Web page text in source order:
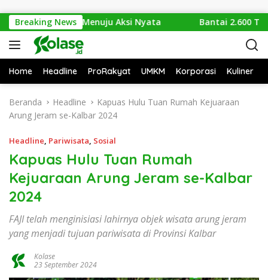
Breaking News
Sampah Menuju Aksi Nyata Bantai 2.600
Home Headline ProRakyat UMKM Korporasi Kuliner
Beranda Headline
Kapuas Hulu Tuan Rumah Kejuaraan
Arung Jeram se-Kalbar 2024
Headline, Pariwisata, Sosial
Kapuas Hulu Tuan Rumah
Kejuaraan Arung Jeram se-Kalbar
2024
FAJI telah menginisiasi lahirnya objek wisata arung jeram
yang menjadi tujuan pariwisata di Provinsi Kalbar
Kolase
23 September 2024